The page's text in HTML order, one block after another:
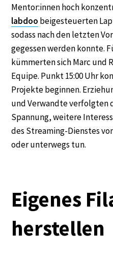
Mentor:innen hoch
labdoo beigesteuerten
sodass nach den letzten
gegessen werden konnte.
kümmerten sich Marc und
Equipe. Punkt 15:00 Uhr
Projekte beginnen.
und Verwandte verfolgten
Spannung, weitere
des Streaming-Dienstes
oder unterwegs tun.
Eigenes
herstellen